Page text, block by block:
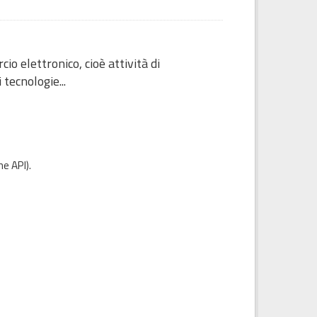
elettronico, cioè attività di
API).